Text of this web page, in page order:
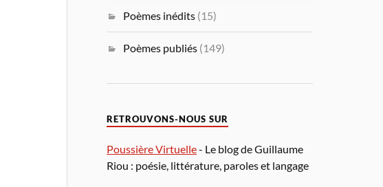
Poèmes inédits (15)
Poèmes publiés (149)
RETROUVONS-NOUS SUR
Poussière Virtuelle- Le blog de Guillaume
Riou : poésie, littérature, paroles et langage